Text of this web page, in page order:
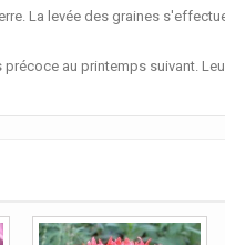
La levée des graines
au printemps suivant.